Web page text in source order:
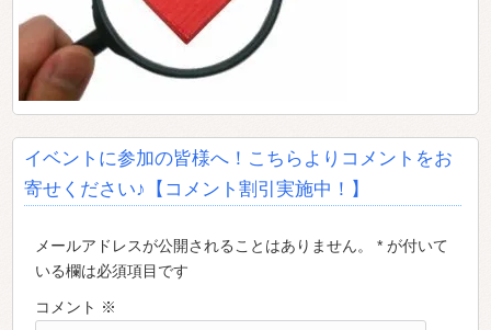
イベントに参加の皆様へ！こちらよりコメントをお
寄せください♪【コメント割引実施中！】
メールアドレスが公開されることはありません。 * が付いて
いる欄は必須項目です
コメント ※